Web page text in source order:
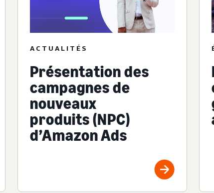
ACTUALITÉS
Présentation des
campagnes de
nouveaux
produits (NPC)
d’Amazon Ads